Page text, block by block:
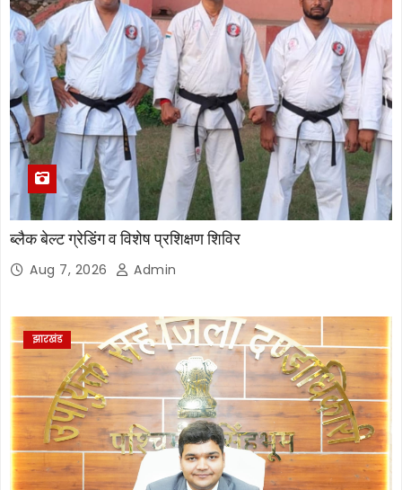
ब्लैक बेल्ट ग्रेडिंग व विशेष प्रशिक्षण शिविर
Aug 7, 2026 Admin
झारखंड